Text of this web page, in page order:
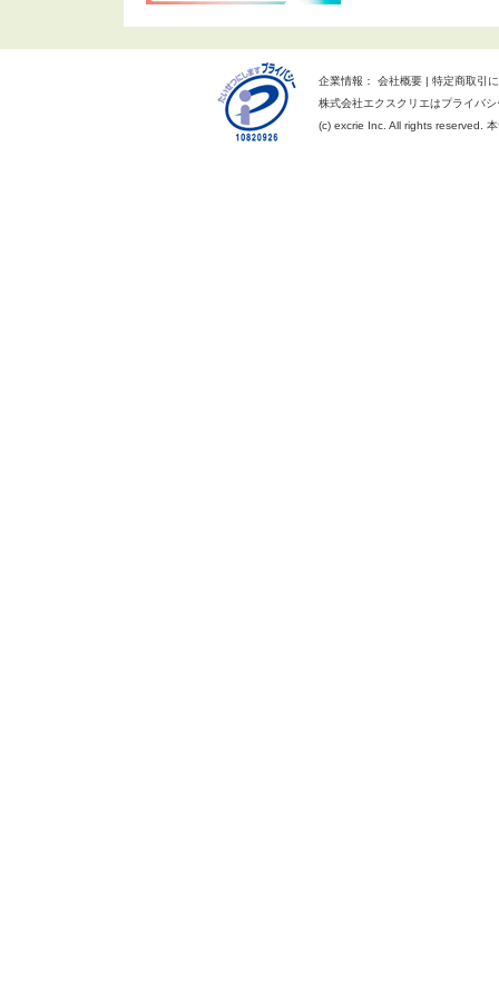
企業情報： 会社概要
特定商取引
株式会社エクスクリエはプライバ
(c) excrie Inc. All rights reserved.